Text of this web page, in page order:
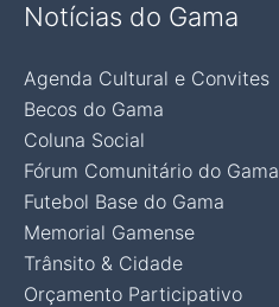
Notícias do Gama
Agenda Cultural e Convites
Becos do Gama
Coluna Social
Fórum Comunitário do Gama
Futebol Base do Gama
Memorial Gamense
Trânsito & Cidade
Orçamento Participativo